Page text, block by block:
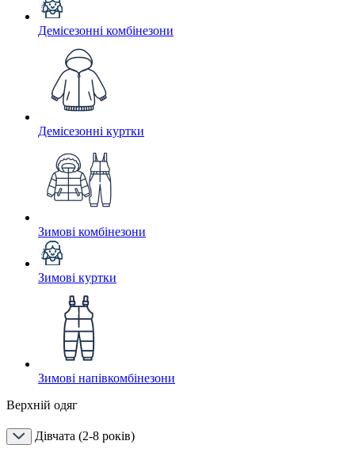
Демісезонні комбінезони
Демісезонні куртки
Зимові комбінезони
Зимові куртки
Зимові напівкомбінезони
Верхній одяг
Дівчата (2-8 років)